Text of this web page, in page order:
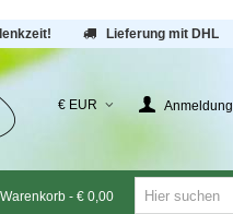
Lieferung mit DHL
€ EUR Anmeldung
Warenkorb - € 0,00